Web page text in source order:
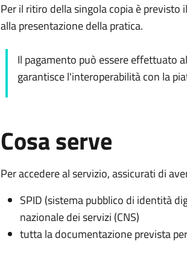
Per il ritiro della singola copia è previsto
alla presentazione della pratica.
Il pagamento può essere effettuato
garantisce l'interoperabilità con la
Cosa serve
Per accedere al servizio, assicurati di
SPID (sistema pubblico di identità
nazionale dei servizi (CNS)
tutta la documentazione prevista